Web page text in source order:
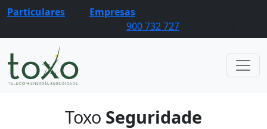
Particulares
Empresas
900 732 727
Toxo Seguridade